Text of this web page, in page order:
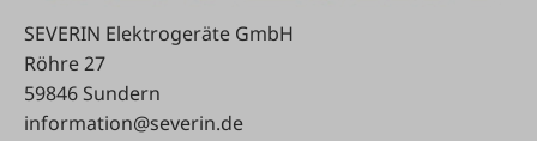
SEVERIN Elektrogeräte GmbH
Röhre 27
59846 Sundern
information@severin.de